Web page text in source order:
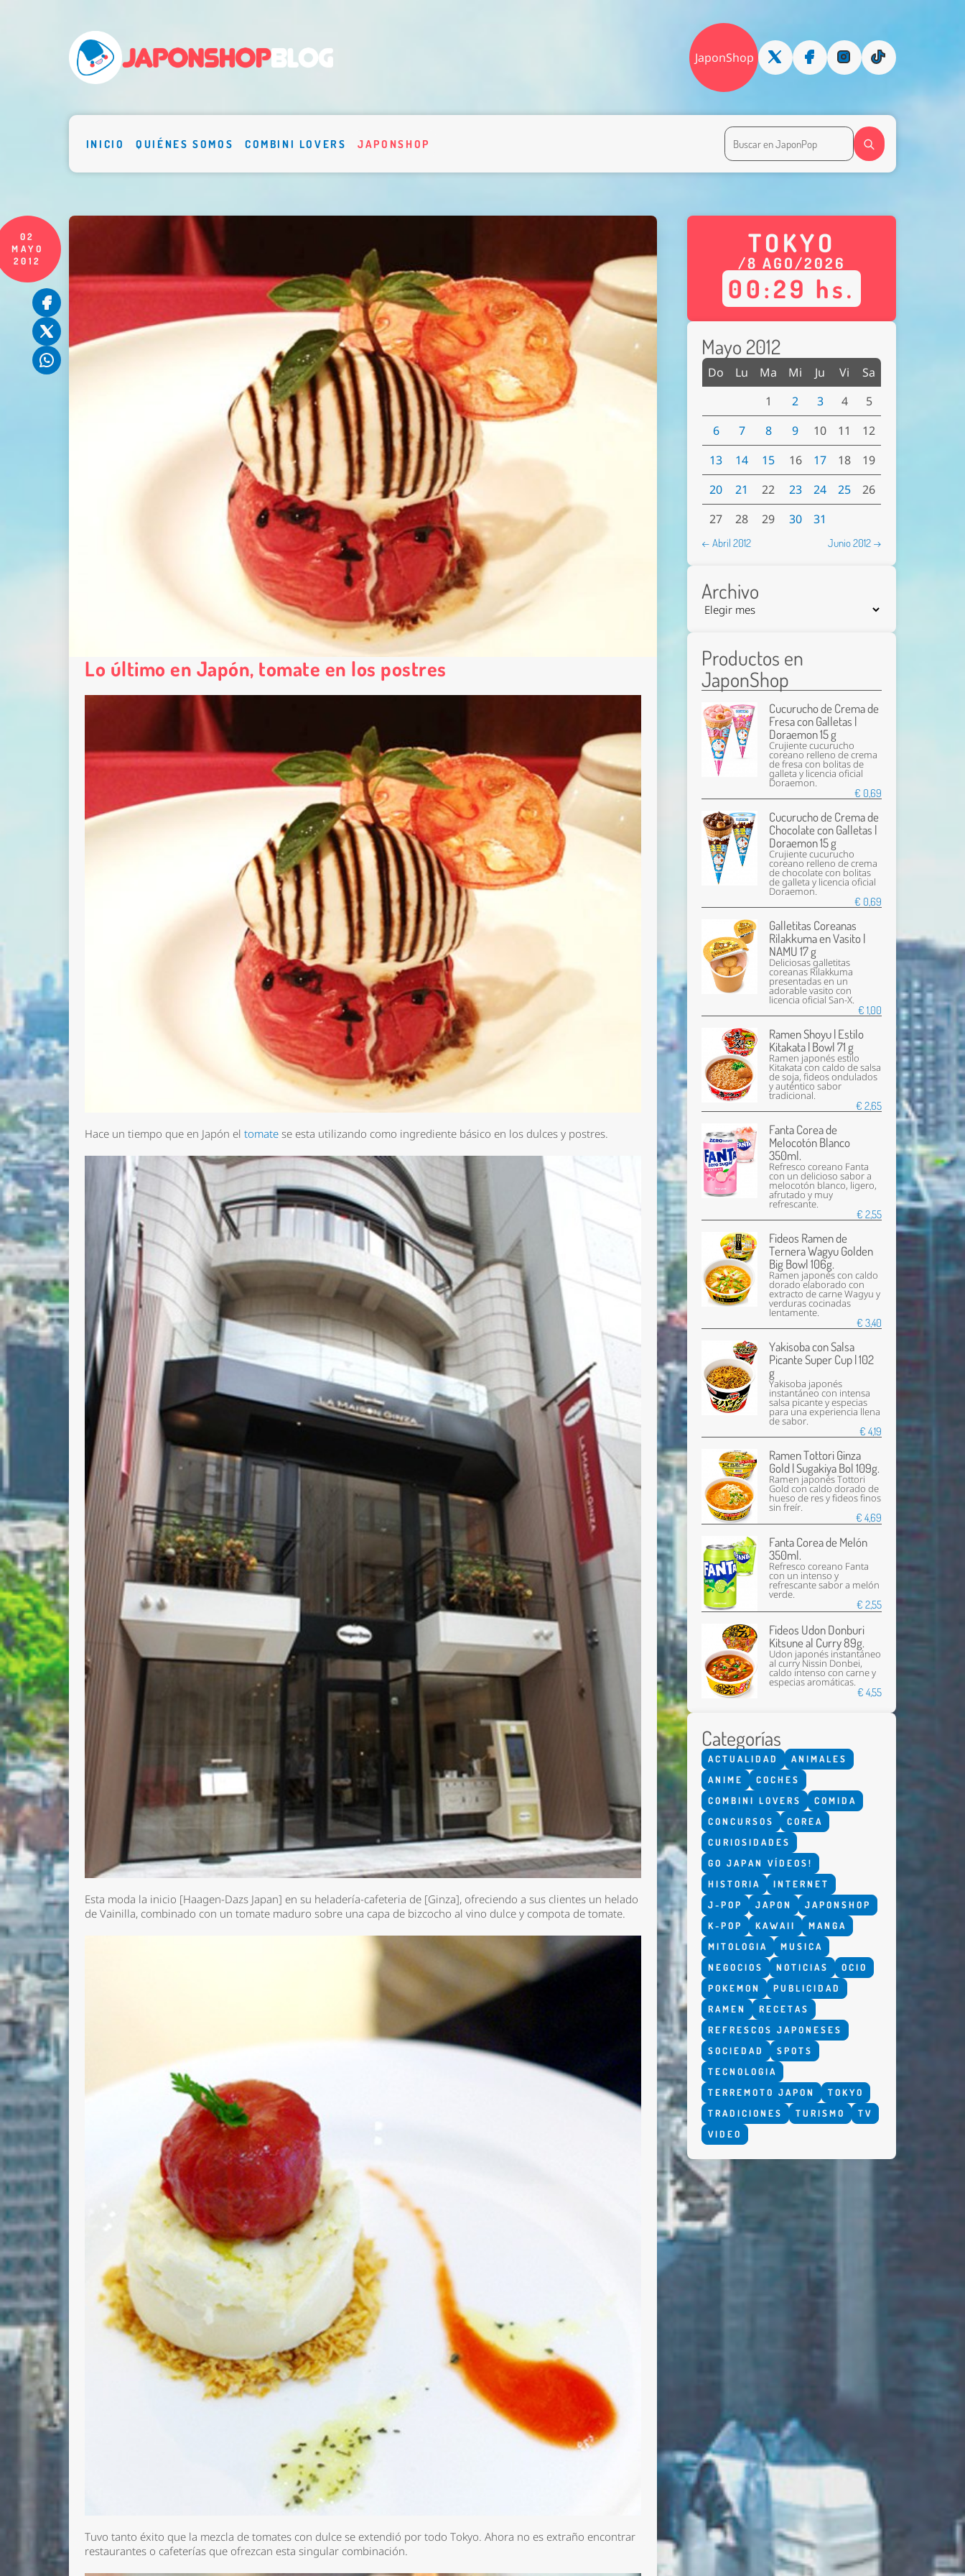
JaponShop
INICIO QUIÉNES SOMOS COMBINI LOVERS JAPONSHOP
02
MAYO
2012
Lo último en Japón, tomate en los postres
Hace un tiempo que en Japón eltomatese esta utilizando como ingrediente básico en los dulces y postres.
Esta moda la inicio [Haagen-Dazs Japan] en su heladería-cafeteria de [Ginza], ofreciendo a sus clientes un helado
de Vainilla, combinado con un tomate maduro sobre una capa de bizcocho al vino dulce y compota de tomate.
Tuvo tanto éxito que la mezcla de tomates con dulce se extendió por todo Tokyo. Ahora no es extraño encontrar
restaurantes o cafeterías que ofrezcan esta singular combinación.
TOKYO
/8 AGO/2026
00:29 hs.
Mayo 2012
Do Lu Ma Mi Ju Vi
Sa
1
2 3 4
5
6
7 8 9 10 11
12
13
14 15 16 17 18
19
20
21 22 23 24 25
26
27
28 29 30 31
← Abril 2012 Junio 2012 →
Archivo
Productos en
JaponShop
Cucurucho de Crema de
Fresa con Galletas |
Doraemon 15 g
Crujiente cucurucho
coreano relleno de crema
de fresa con bolitas de
galleta y licencia oficial
Doraemon.
€ 0,69
Cucurucho de Crema de
Chocolate con Galletas |
Doraemon 15 g
Crujiente cucurucho
coreano relleno de crema
de chocolate con bolitas
de galleta y licencia oficial
Doraemon.
€ 0,69
Galletitas Coreanas
Rilakkuma en Vasito |
NAMU 17 g
Deliciosas galletitas
coreanas Rilakkuma
presentadas en un
adorable vasito con
licencia oficial San-X.
€ 1,00
Ramen Shoyu | Estilo
Kitakata | Bowl 71 g
Ramen japonés estilo
Kitakata con caldo de salsa
de soja, fideos ondulados
y auténtico sabor
tradicional.
€ 2,65
Fanta Corea de
Melocotón Blanco
350ml.
Refresco coreano Fanta
con un delicioso sabor a
melocotón blanco, ligero,
afrutado y muy
refrescante.
€ 2,55
Fideos Ramen de
Ternera Wagyu Golden
Big Bowl 106g.
Ramen japonés con caldo
dorado elaborado con
extracto de carne Wagyu y
verduras cocinadas
lentamente.
€ 3,40
Yakisoba con Salsa
Picante Super Cup | 102
g
Yakisoba japonés
instantáneo con intensa
salsa picante y especias
para una experiencia llena
de sabor.
€ 4,19
Ramen Tottori Ginza
Gold | Sugakiya Bol 109g.
Ramen japonés Tottori
Gold con caldo dorado de
hueso de res y fideos finos
sin freír.
€ 4,69
Fanta Corea de Melón
350ml.
Refresco coreano Fanta
con un intenso y
refrescante sabor a melón
verde.
€ 2,55
Fideos Udon Donburi
Kitsune al Curry 89g.
Udon japonés instantáneo
al curry Nissin Donbei,
caldo intenso con carne y
especias aromáticas.
€ 4,55
Categorías
ACTUALIDAD
ANIMALES
ANIME
COCHES
COMBINI LOVERS
COMIDA
CONCURSOS
COREA
CURIOSIDADES
GO JAPAN VÍDEOS!
HISTORIA
INTERNET
J-POP
JAPON
JAPONSHOP
K-POP
KAWAII
MANGA
MITOLOGIA
MUSICA
NEGOCIOS
NOTICIAS
OCIO
POKEMON
PUBLICIDAD
RAMEN
RECETAS
REFRESCOS JAPONESES
SOCIEDAD
SPOTS
TECNOLOGIA
TERREMOTO JAPON
TOKYO
TRADICIONES
TURISMO
TV
VIDEO
Nombre *
Email *
Comentario *
Enviar